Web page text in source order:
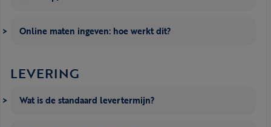
Online maten ingeven: hoe werkt dit?
LEVERING
Wat is de standaard levertermijn?